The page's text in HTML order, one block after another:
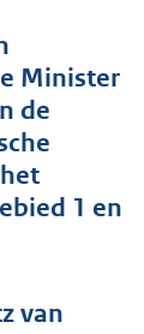
Minister
de
1 en
van